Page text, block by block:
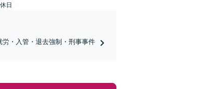
日
労・入管・退去強制・刑事事件